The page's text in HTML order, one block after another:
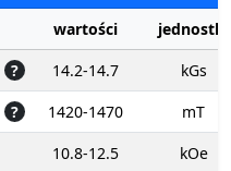
wartości
jednostki
? 14.2-14.7
kGs
? 1420-1470
mT
10.8-12.5
kOe